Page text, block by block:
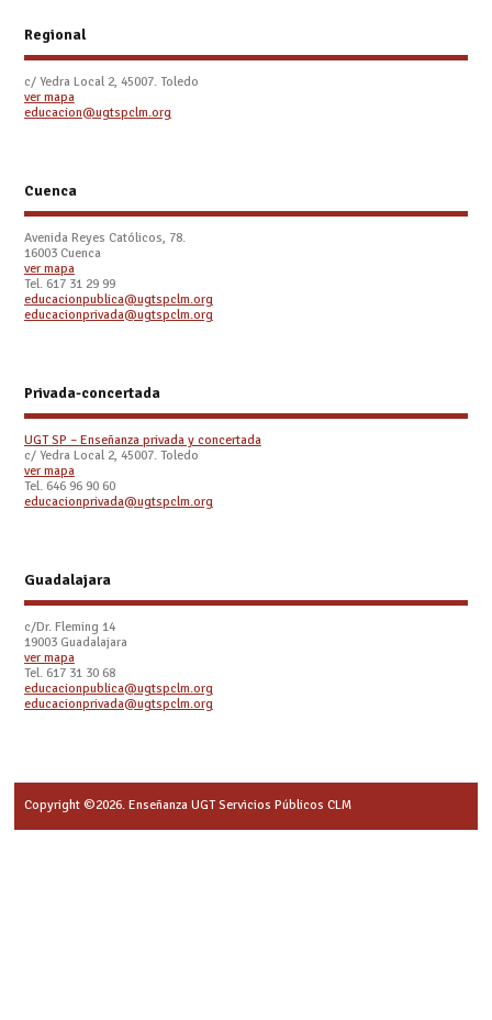
Regional
c/ Yedra Local 2, 45007. Toledo
ver mapa
educacion@ugtspclm.org
Cuenca
Avenida Reyes Católicos, 78.
16003 Cuenca
ver mapa
Tel. 617 31 29 99
educacionpublica@ugtspclm.org
educacionprivada@ugtspclm.org
Privada-concertada
UGT SP – Enseñanza privada y concertada
c/ Yedra Local 2, 45007. Toledo
ver mapa
Tel. 646 96 90 60
educacionprivada@ugtspclm.org
Guadalajara
c/Dr. Fleming 14
19003 Guadalajara
ver mapa
Tel. 617 31 30 68
educacionpublica@ugtspclm.org
educacionprivada@ugtspclm.org
Copyright ©2026. Enseñanza UGT Servicios Públicos CLM